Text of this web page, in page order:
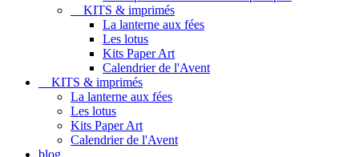
KITS & imprimés
La lanterne aux fées
Les lotus
Kits Paper Art
Calendrier de l'Avent
KITS & imprimés
La lanterne aux fées
Les lotus
Kits Paper Art
Calendrier de l'Avent
blog